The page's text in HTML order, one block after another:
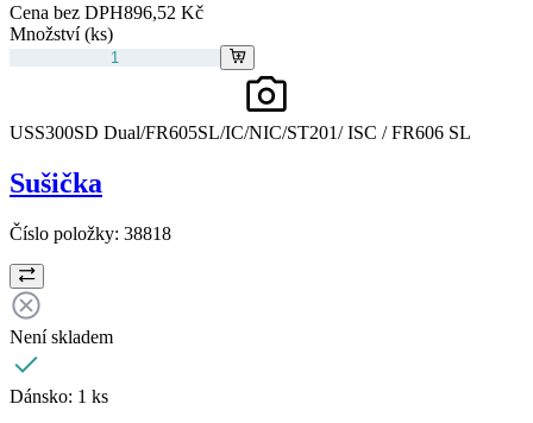
Cena bez DPH896,52 Kč
Množství (ks)
USS300SD Dual/FR605SL/IC/NIC/ST201/ ISC / FR606 SL
Sušička
Číslo položky: 38818
Není skladem
Dánsko: 1 ks